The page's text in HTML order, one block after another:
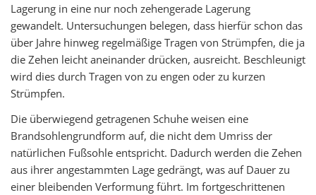
Lagerung in eine nur noch zehengerade Lagerung
gewandelt. Untersuchungen belegen, dass hierfür schon das
über Jahre hinweg regelmäßige Tragen von Strümpfen, die ja
die Zehen leicht aneinander drücken, ausreicht. Beschleunigt
wird dies durch Tragen von zu engen oder zu kurzen
Strümpfen.
Die überwiegend getragenen Schuhe weisen eine
Brandsohlengrundform auf, die nicht dem Umriss der
natürlichen Fußsohle entspricht. Dadurch werden die Zehen
aus ihrer angestammten Lage gedrängt, was auf Dauer zu
einer bleibenden Verformung führt. Im fortgeschrittenen